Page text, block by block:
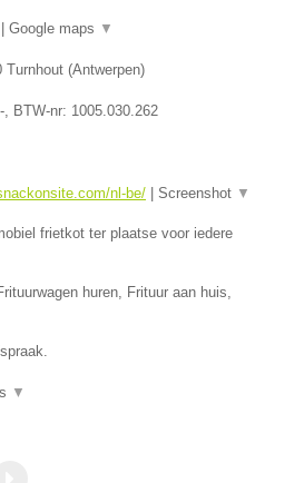
| Google maps ▼
Turnhout (Antwerpen)
- , BTW-nr: 1005.030.262
nl-be/ | Screenshot ▼
frietkot ter plaatse voor iedere
huren, Frituur aan huis,
▼